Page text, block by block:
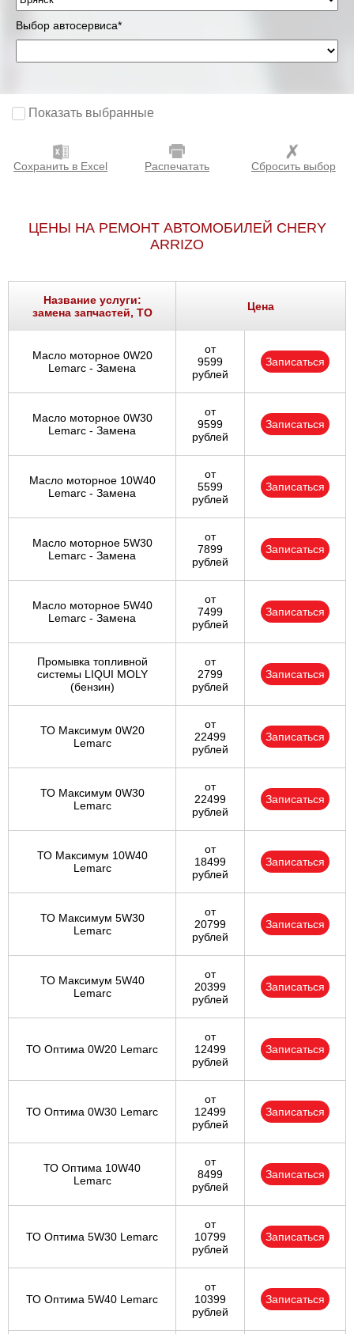
Выбор автосервиса*
Показать выбранные
Сохранить в Excel Распечатать Сбросить выбор
ЦЕНЫ НА РЕМОНТ АВТОМОБИЛЕЙ CHERY
ARRIZO
Название услуги:
замена запчастей, ТО
Цена
Масло моторное 0W20
Lemarc - Замена
от
9599
рублей
Записаться
Масло моторное 0W30
Lemarc - Замена
от
9599
рублей
Записаться
Масло моторное 10W40
Lemarc - Замена
от
5599
рублей
Записаться
Масло моторное 5W30
Lemarc - Замена
от
7899
рублей
Записаться
Масло моторное 5W40
Lemarc - Замена
от
7499
рублей
Записаться
Промывка топливной
системы LIQUI MOLY
(бензин)
от
2799
рублей
Записаться
ТО Максимум 0W20
Lemarc
от
22499
рублей
Записаться
ТО Максимум 0W30
Lemarc
от
22499
рублей
Записаться
ТО Максимум 10W40
Lemarc
от
18499
рублей
Записаться
ТО Максимум 5W30
Lemarc
от
20799
рублей
Записаться
ТО Максимум 5W40
Lemarc
от
20399
рублей
Записаться
ТО Оптима 0W20 Lemarc
от
12499
рублей
Записаться
ТО Оптима 0W30 Lemarc
от
12499
рублей
Записаться
ТО Оптима 10W40
Lemarc
от
8499
рублей
Записаться
ТО Оптима 5W30 Lemarc
от
10799
рублей
Записаться
ТО Оптима 5W40 Lemarc
от
10399
рублей
Записаться